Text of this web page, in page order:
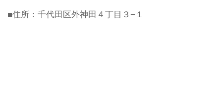
■住所：千代田区外神田４丁目３−１